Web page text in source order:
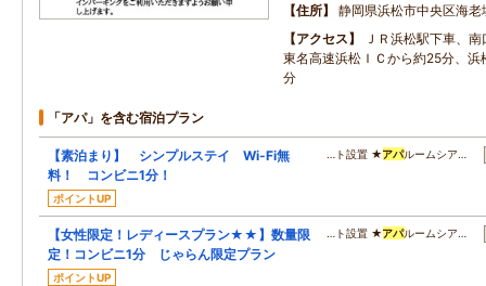
住所
静岡県浜松市中央区海
アクセス
ＪＲ浜松駅下車、
東名高速浜松ＩＣから約25分、
分
「アパ」を含む宿泊プラン
【素泊まり】 シンプルステイ Wi-Fi無
料！ コンビニ1分！
ポイントUP
…ト設置 ★アパルームシア…
【女性限定！レディースプラン★★】数量限
定！コンビニ1分 じゃらん限定プラン
ポイントUP
…ト設置 ★アパルームシア…